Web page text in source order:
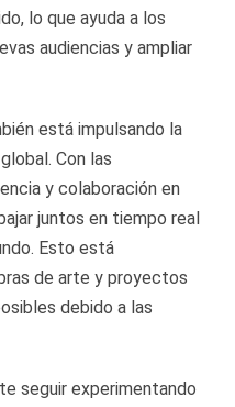
lo que ayuda a los
audiencias y ampliar
está impulsando la
Con las
y colaboración en
juntos en tiempo real
Esto está
de arte y proyectos
debido a las
seguir experimentando